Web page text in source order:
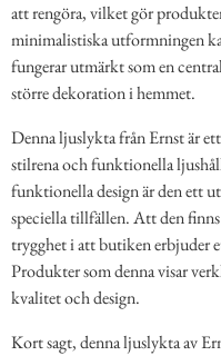
att rengöra, vilket gör
minimalistiska utformningen
fungerar utmärkt som en
större dekoration i hemmet.
Denna ljuslykta från Ernst är
stilrena och funktionella
funktionella design är den ett
speciella tillfällen. Att den
trygghet i att butiken erbjuder
Produkter som denna visar
kvalitet och design.
Kort sagt, denna ljuslykta av